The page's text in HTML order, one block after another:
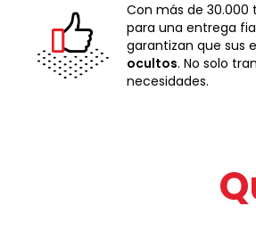
Con más de 30.000
para una entrega
garantizan que sus
ocultos. No solo
necesidades.